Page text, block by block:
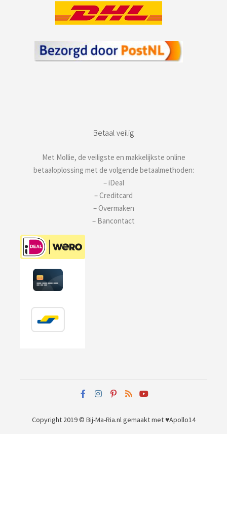
Betaal veilig
Met Mollie, de veiligste en makkelijkste online
betaaloplossing met de volgende betaalmethoden:
– iDeal
– Creditcard
– Overmaken
– Bancontact
Copyright 2019 © Bij-Ma-Ria.nlgemaakt met ♥Apollo14